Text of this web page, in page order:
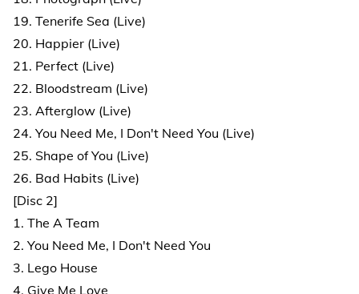
19. Tenerife Sea (Live)
20. Happier (Live)
21. Perfect (Live)
22. Bloodstream (Live)
23. Afterglow (Live)
24. You Need Me, I Don't Need You (Live)
25. Shape of You (Live)
26. Bad Habits (Live)
[Disc 2]
1. The A Team
2. You Need Me, I Don't Need You
3. Lego House
4. Give Me Love